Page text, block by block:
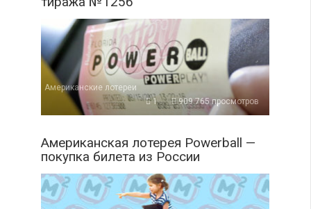
Американские лотереи
1
909 765 просмотров
Американская лотерея Powerball —
покупка билета из России